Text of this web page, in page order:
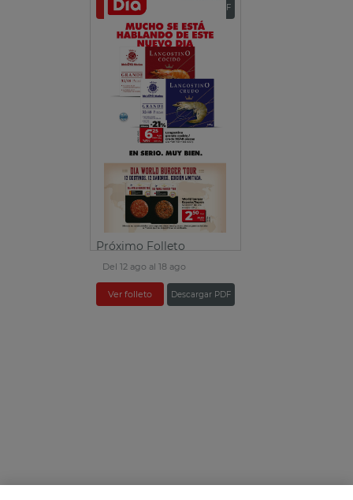
Ver folleto Descargar PDF
Próximo Folleto
Del 12 ago al 18 ago
Ver folleto Descargar PDF